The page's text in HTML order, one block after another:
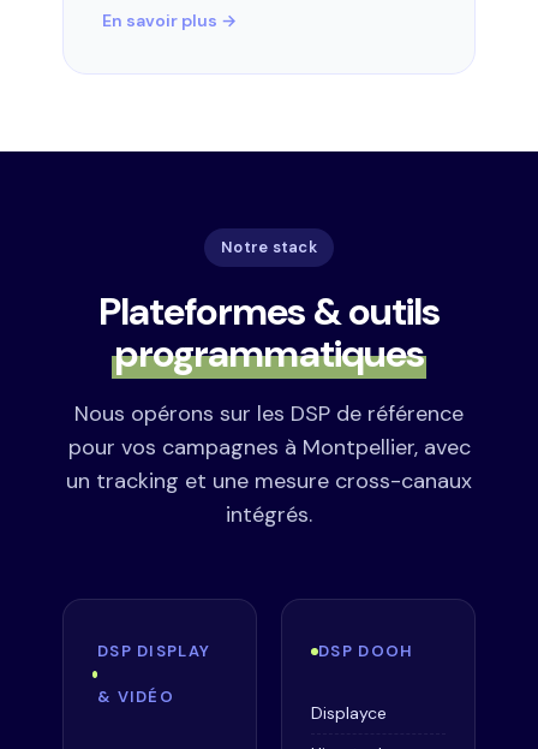
En savoir plus →
Notre stack
Plateformes & outils
programmatiques
Nous opérons sur les DSP de référence
pour vos campagnes à Montpellier, avec
un tracking et une mesure cross-canaux
intégrés.
DSP DISPLAY
& VIDÉO
DSP DOOH
Displayce